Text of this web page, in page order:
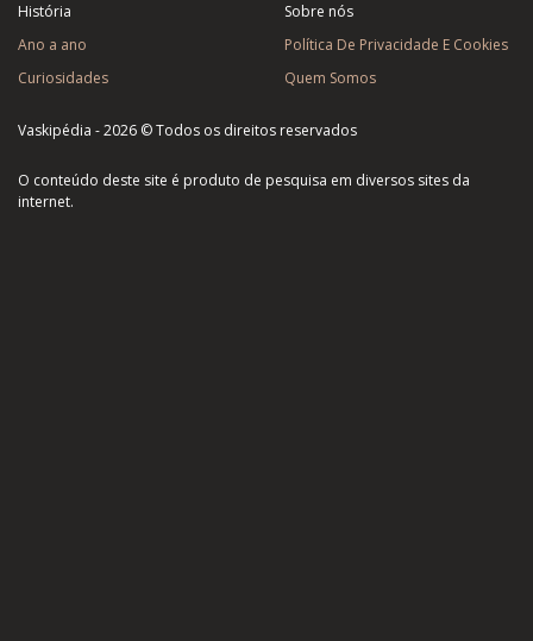
História
Ano a ano
Curiosidades
Sobre nós
Política De Privacidade E Cookies
Quem Somos
Vaskipédia - 2026 © Todos os direitos reservados
O conteúdo deste site é produto de pesquisa em diversos sites da
internet.